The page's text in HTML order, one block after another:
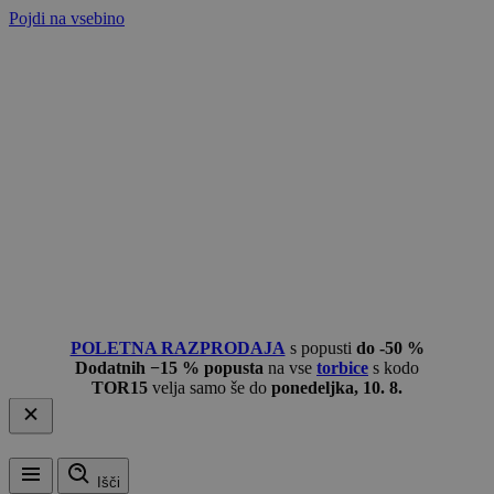
Pojdi na vsebino
POLETNA RAZPRODAJA s popusti do -50 %
Dodatnih −15 % popusta na vse torbice s kodo
TOR15 velja samo še do ponedeljka, 10. 8.
Išči